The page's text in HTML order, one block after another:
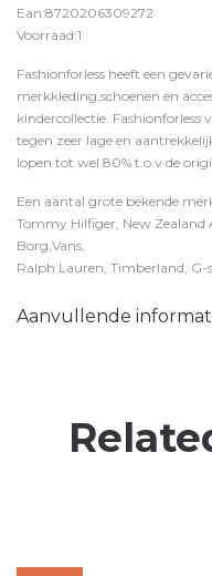
Ean:8720206309272
Voorraad:1
Fashionforless heeft een
merkkleding,schoenen en
kindercollectie. Fashionforless
tegen zeer lage en
lopen tot wel 80% t.o.v de
Een aantal grote bekende
Tommy Hilfiger, New Zealand
Borg,Vans,
Ralph Lauren, Timberland, G-
Aanvullende